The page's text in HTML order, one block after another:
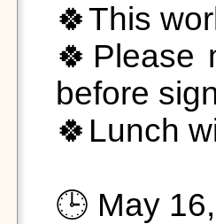
🍀This
🍀Please
before
🍀Lunch
🕒 May